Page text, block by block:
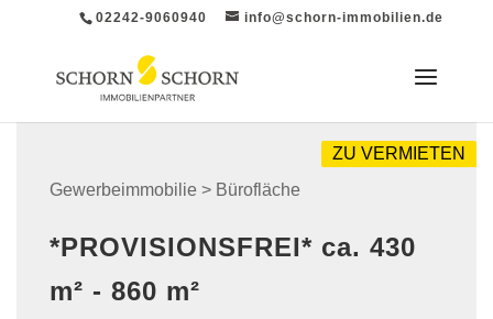
02242-9060940 info@schorn-immobilien.de
Gewerbeimmobilie > Bürofläche
ZU VERMIETEN
*PROVISIONSFREI* ca. 430
m² - 860 m²